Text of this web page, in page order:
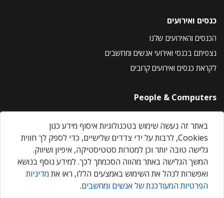
כנסים ואירועים
הכנסים והאירועים שלנו
נצפיתם בכנסי ואירועי אנשים ומחשבים
לקראת כנסים ואירועים קרובים
People & Computers
About Us
Privacy Policy
Contact Us
Our Events
באתר זה נעשה שימוש בטכנולוגיות איסוף מידע כגון
Cookies, לרבות על ידי צדדים שלישיים, כדי לספק לך חווית
גלישה טובה יותר וכן למטרות סטטיסטיקה, איפיון ושיווק.
המשך הגלישה באתר מהווה הסכמתך לכך. למידע נוסף בנושא
ואפשרות לנהל את השימוש באמצעים הללו, ראו את מדיניות
הפרטיות המעודכנת של אנשים ומחשבים.